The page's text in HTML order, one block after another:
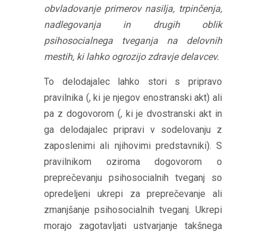
obvladovanje primerov nasilja, trpinčenja,
nadlegovanja in drugih oblik
psihosocialnega tveganja na delovnih
mestih, ki lahko ogrozijo zdravje delavcev.
To delodajalec lahko stori s pripravo
pravilnika (, ki je njegov enostranski akt) ali
pa z dogovorom (, ki je dvostranski akt in
ga delodajalec pripravi v sodelovanju z
zaposlenimi ali njihovimi predstavniki). S
pravilnikom oziroma dogovorom o
preprečevanju psihosocialnih tveganj so
opredeljeni ukrepi za preprečevanje ali
zmanjšanje psihosocialnih tveganj. Ukrepi
morajo zagotavljati ustvarjanje takšnega